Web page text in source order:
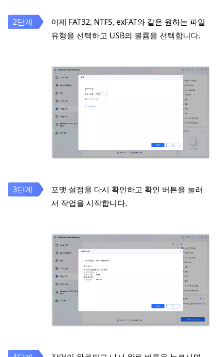
이제 FAT32, NTFS, exFAT와 같은 원하는 파일
유형을 선택하고 USB의 볼륨을 선택합니다.
포맷 설정을 다시 확인하고 확인 버튼을 눌러
서 작업을 시작합니다.